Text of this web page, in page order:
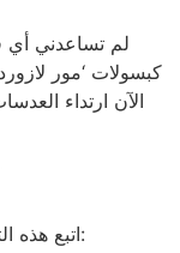
الآن ارتداء
اتبع هذه التعليمات البسيطة للحصول على أفضل النتائج: